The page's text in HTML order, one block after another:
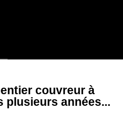
couvreur à
plusieurs années...